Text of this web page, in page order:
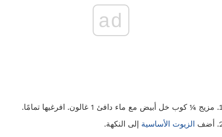
ad
مزيج ¼ كوب خل أبيض مع ماء دافئ 1 غالون. افرغيها تمامًا.
أضف الزيوت الأساسية إلى النكهة.